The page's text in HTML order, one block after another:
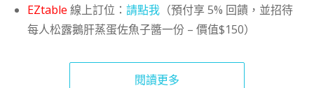
EZtable 線上訂位： 請點我（預付享 5% 回饋，並招待
每人松露鵝肝蒸蛋佐魚子醬一份 – 價值$150）
閱讀更多